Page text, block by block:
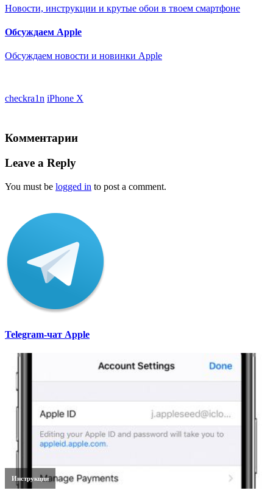
Новости, инструкции и крутые обои в твоем смартфоне
Обсуждаем Apple
Обсуждаем новости и новинки Apple
checkra1n iPhone X
Комментарии
Leave a Reply
You must be logged in to post a comment.
Telegram-чат Apple
Инструкции